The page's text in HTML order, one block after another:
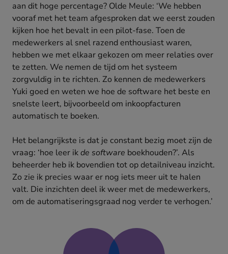
aan dit hoge percentage? Olde Meule: ‘We hebben
vooraf met het team afgesproken dat we eerst zouden
kijken hoe het bevalt in een pilot-fase. Toen de
medewerkers al snel razend enthousiast waren,
hebben we met elkaar gekozen om meer relaties over
te zetten. We nemen de tijd om het systeem
zorgvuldig in te richten. Zo kennen de medewerkers
Yuki goed en weten we hoe de software het beste en
snelste leert, bijvoorbeeld om inkoopfacturen
automatisch te boeken.
Het belangrijkste is dat je constant bezig moet zijn de
vraag: ‘hoe leer ikde software boekhouden?’. Als
beheerder heb ik bovendien tot op detailniveau inzicht.
Zo zie ik precies waar er nog iets meer uit te halen
valt. Die inzichten deel ik weer met de medewerkers,
om de automatiseringsgraad nog verder te verhogen.’